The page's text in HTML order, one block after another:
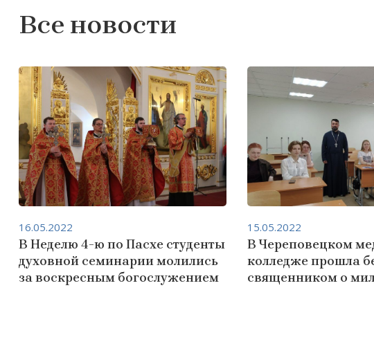
Все новости
В Неделю 4-ю по Пасхе студенты
духовной семинарии молились
за воскресным богослужением
16.05.2022
В Череповецком
колледже прошла
священником о
15.05.2022